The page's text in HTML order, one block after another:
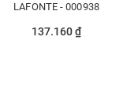
LAFONTE - 000938
137.160 ₫